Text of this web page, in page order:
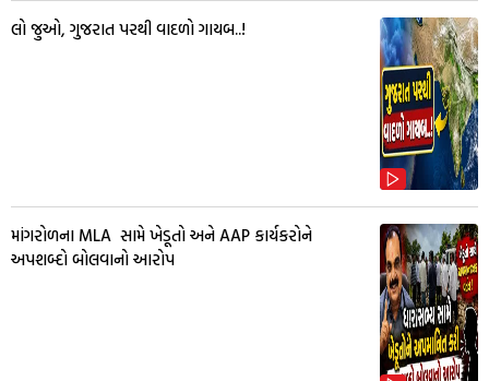
લો જુઓ, ગુજરાત પરથી વાદળો ગાયબ..!
માંગરોળના MLA સામે ખેડૂતો અને AAP કાર્યકરોને
અપશબ્દો બોલવાનો આરોપ